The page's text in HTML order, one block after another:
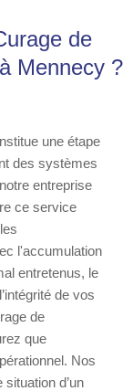
de
Mennecy ?
une étape
des systèmes
entreprise
ce service
l'accumulation
entretenus, le
de vos
de
que
Nos
d’un